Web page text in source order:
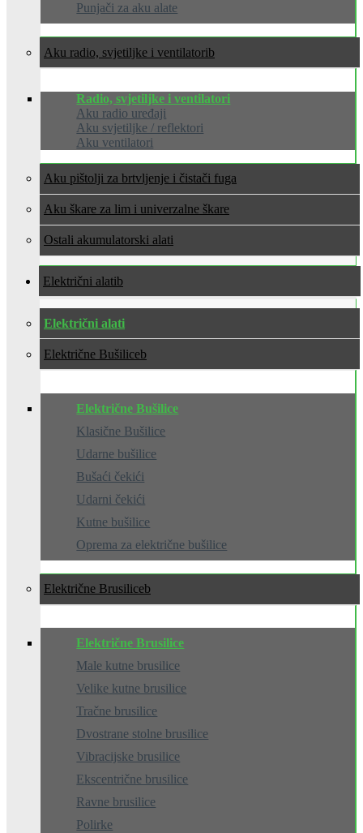
Punjači za aku alate
Aku radio, svjetiljke i ventilatori
Radio, svjetiljke i ventilatori
Aku radio uređaji
Aku svjetiljke / reflektori
Aku ventilatori
Aku pištolji za brtvljenje i čistači fuga
Aku škare za lim i univerzalne škare
Ostali akumulatorski alati
Električni alati
Električni alati
Električne Bušilice
Električne Bušilice
Klasične Bušilice
Udarne bušilice
Bušaći čekići
Udarni čekići
Kutne bušilice
Oprema za električne bušilice
Električne Brusilice
Električne Brusilice
Male kutne brusilice
Velike kutne brusilice
Tračne brusilice
Dvostrane stolne brusilice
Vibracijske brusilice
Ekscentrične brusilice
Ravne brusilice
Polirke